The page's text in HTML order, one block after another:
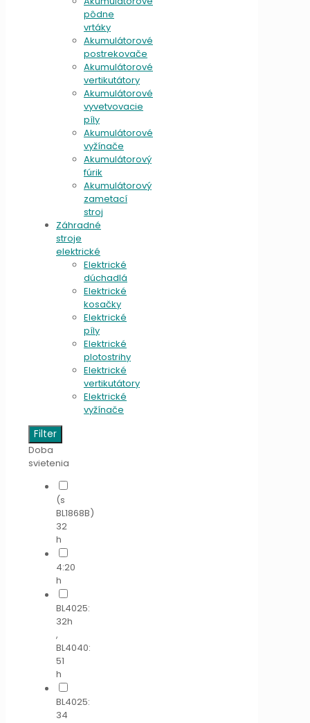
pôdne
vrtáky
Akumulátorové
postrekovače
Akumulátorové
vertikutátory
Akumulátorové
vyvetvovacie
píly
Akumulátorové
vyžínače
Akumulátorový
fúrik
Akumulátorový
zametací
stroj
Záhradné
stroje
elektrické
Elektrické
dúchadlá
Elektrické
kosačky
Elektrické
píly
Elektrické
plotostrihy
Elektrické
vertikutátory
Elektrické
vyžínače
Filter
Doba
svietenia
(s
BL1868B)
32
h
4:20
h
BL4025:
32h
,
BL4040:
51
h
BL4025:
34